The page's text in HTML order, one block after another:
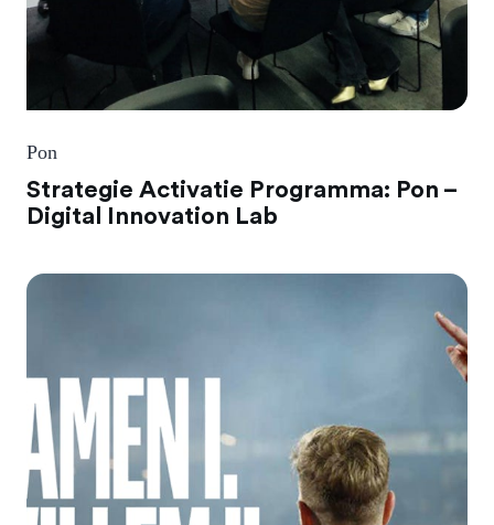
Pon
Strategie Activatie Programma: Pon –
Digital Innovation Lab